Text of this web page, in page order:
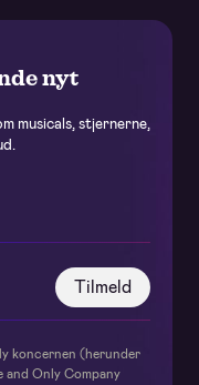
nyt
musicals, stjernerne,
Tilmeld
koncernen (herunder
and Only Company